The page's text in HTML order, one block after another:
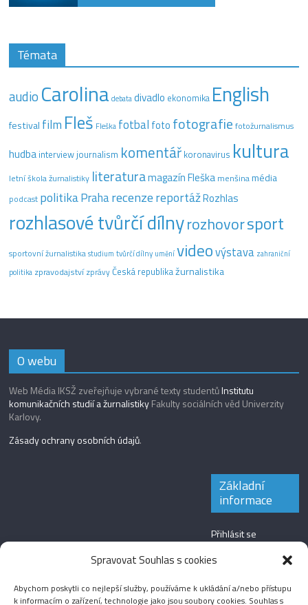
Spravovat Souhlas s cookies
Abychom poskytli co nejlepší služby, používáme k ukládání a/nebo přístupu
k informacím o zařízení, technologie jako jsou soubory cookies. Souhlas s
Témata
audio Carolina debata divadlo ekonomika English
festival film Fleš Fleška fotbal foto fotografie fotožurnalismus
hudba interview journalism komentář koronavirus kultura
letní škola žurnalistiky literaturamagazín Fleška menšinamédia
podcast politikaPraharecenzereportážRozhlas
rozhlasové tvůrčí dílnyrozhovorsport
sportovní žurnalistika studium tvůrčí dílny uměnívideovýstava zahraniční
politika zpravodajstvízprávyČeská republikažurnalistika
O webu
Web Média IKSŽ zveřejňuje vybrané texty studentůInstitutu
komunikačních studií a žurnalistikyFakulty sociálních věd Univerzity
Karlovy.
Zásady ochrany osobních údajů.
Základní
informace
Přihlásit se
Zdroj kanálů
Kanál komentářů